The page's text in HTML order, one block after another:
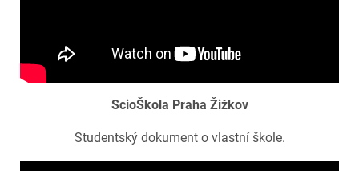
ScioŠkola Praha Žižkov
Studentský dokument o vlastní škole.